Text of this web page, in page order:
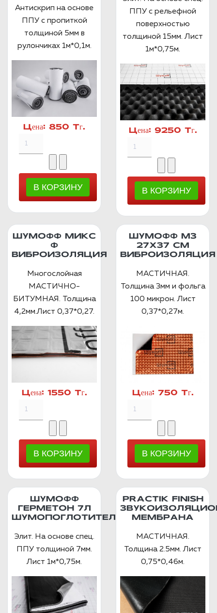
Антискрип на основе
ППУ с пропиткой
толщиной 5мм в
рулончиках 1м*0,1м.
Цена: 850 Тг.
ППУ с рельефной
поверхностью
толщиной 15мм. Лист
1м*0,75м.
Цена: 9250 Тг.
ШУМОФФ МИКС
Ф
ВИБРОИЗОЛЯЦИЯ
Многослойная
МАСТИЧНО-
БИТУМНАЯ. Толщина
4,2мм.Лист 0,37*0,27.
Цена: 1550 Тг.
ШУМОФФ М3
27Х37 СМ
ВИБРОИЗОЛЯЦИЯ
МАСТИЧНАЯ.
Толщина 3мм и фольга
100 микрон. Лист
0,37*0,27м.
Цена: 750 Тг.
ШУМОФФ
ГЕРМЕТОН 7Л
ШУМОПОГЛОТИТЕЛЬ
Элит. На основе спец.
ППУ толщиной 7мм.
Лист 1м*0,75м.
PRACTIK FINISH
МЕМБРАНА
МАСТИЧНАЯ.
Толщина 2.5мм. Лист
0,75*0,46м.